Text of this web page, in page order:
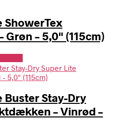
ShowerTex
– 5,0" (115cm)
Buster Stay-Dry
– Vinrød –